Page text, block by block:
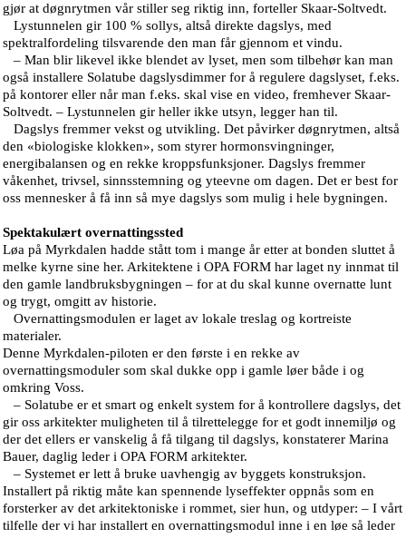
gjør at døgnrytmen vår stiller seg riktig inn, forteller Skaar-Soltvedt.
Lystunnelen gir 100 % sollys, altså direkte dagslys, med
spektralfordeling tilsvarende den man får gjennom et vindu.
– Man blir likevel ikke blendet av lyset, men som tilbehør kan man
også installere Solatube dagslysdimmer for å regulere dagslyset, f.eks.
på kontorer eller når man f.eks. skal vise en video, fremhever Skaar-
Soltvedt. – Lystunnelen gir heller ikke utsyn, legger han til.
Dagslys fremmer vekst og utvikling. Det påvirker døgnrytmen, altså
den «biologiske klokken», som styrer hormonsvingninger,
energibalansen og en rekke kroppsfunksjoner. Dagslys fremmer
våkenhet, trivsel, sinnsstemning og yteevne om dagen. Det er best for
oss mennesker å få inn så mye dagslys som mulig i hele bygningen.
Spektakulært overnattingssted
Løa på Myrkdalen hadde stått tom i mange år etter at bonden sluttet å
melke kyrne sine her. Arkitektene i OPA FORM har laget ny innmat til
den gamle landbruksbygningen – for at du skal kunne overnatte lunt
og trygt, omgitt av historie.
Overnattingsmodulen er laget av lokale treslag og kortreiste
materialer.
Denne Myrkdalen-piloten er den første i en rekke av
overnattingsmoduler som skal dukke opp i gamle løer både i og
omkring Voss.
– Solatube er et smart og enkelt system for å kontrollere dagslys, det
gir oss arkitekter muligheten til å tilrettelegge for et godt innemiljø og
der det ellers er vanskelig å få tilgang til dagslys, konstaterer Marina
Bauer, daglig leder i OPA FORM arkitekter.
– Systemet er lett å bruke uavhengig av byggets konstruksjon.
Installert på riktig måte kan spennende lyseffekter oppnås som en
forsterker av det arkitektoniske i rommet, sier hun, og utdyper: – I vårt
tilfelle der vi har installert en overnattingsmodul inne i en løe så leder